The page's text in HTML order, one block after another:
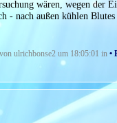
wären, wegen der
nach außen kühlen
ulrichbonse2 um 18:05:01 in •